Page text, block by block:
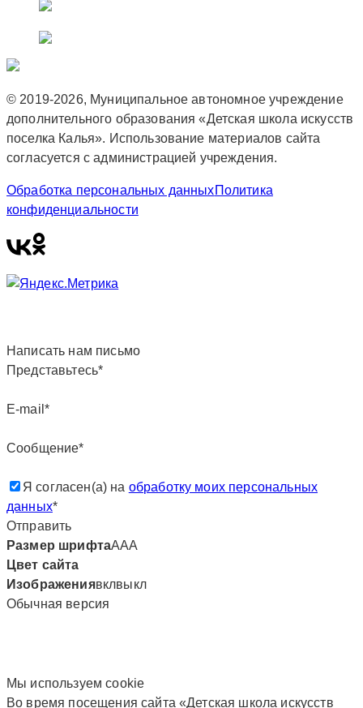
© 2019-2026, Муниципальное автономное учреждение
дополнительного образования «Детская школа искусств
поселка Калья». Использование материалов сайта
согласуется с администрацией учреждения.
Обработка персональных данныхПолитика
конфиденциальности
Написать нам письмо
Представьтесь*
E-mail*
Сообщение*
Я согласен(а) на обработку моих персональных
данных*
Отправить
Размер шрифтаААА
Цвет сайта
Изображениявклвыкл
Обычная версия
Мы используем сookie
Во время посещения сайта «Детская школа искусств